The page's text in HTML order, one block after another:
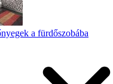
a fürdőszobába